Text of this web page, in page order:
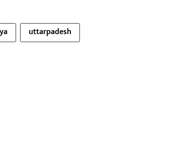
uttarpadesh